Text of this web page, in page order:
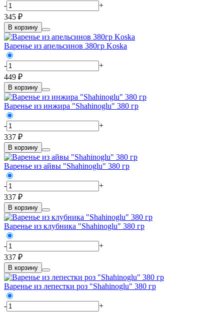
-
+
345 ₽
В корзину
Варенье из апельсинов 380гр Koska
-
+
449 ₽
В корзину
Варенье из инжира "Shahinoglu" 380 гр
-
+
337 ₽
В корзину
Варенье из айвы "Shahinoglu" 380 гр
-
+
337 ₽
В корзину
Варенье из клубника "Shahinoglu" 380 гр
-
+
337 ₽
В корзину
Варенье из лепестки роз "Shahinoglu" 380 гр
-
+